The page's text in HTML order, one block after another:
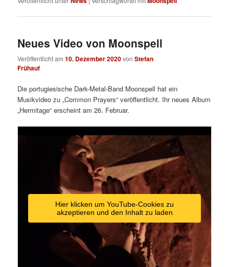
Neues Video von Moonspell
Veröffentlicht am10. Dezember 2020vonStefan
Frühauf
Die portugiesische Dark-Metal-Band Moonspell hat ein
Musikvideo zu „Common Prayers“ veröffentlicht. Ihr neues Album
„Hermitage“ erscheint am 26. Februar.
Hier klicken um YouTube-Cookies zu
akzeptieren und den Inhalt zu laden